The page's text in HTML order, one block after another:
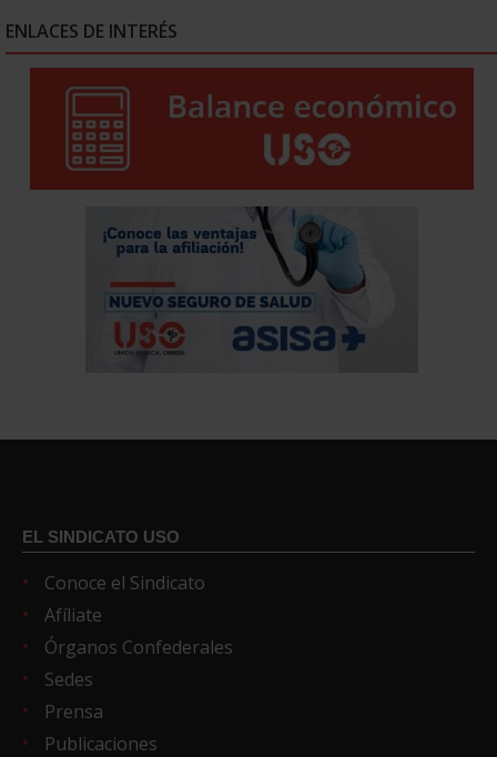
ENLACES DE INTERÉS
EL SINDICATO USO
Conoce el Sindicato
Afíliate
Órganos Confederales
Sedes
Prensa
Publicaciones